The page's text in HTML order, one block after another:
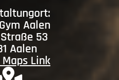
Aalen
53
Aalen
Link